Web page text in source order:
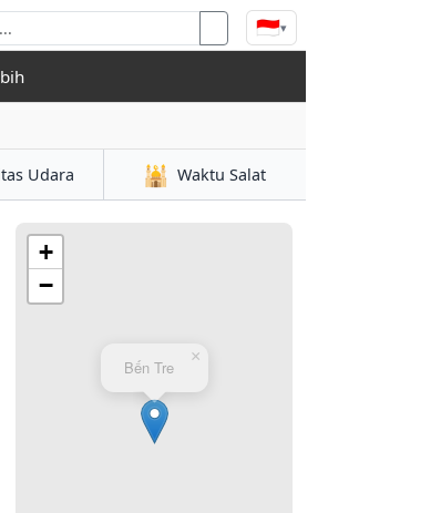
🇮🇩▾
Lebih
Udara 🕌 Waktu Salat
Bến Tre
×
+
−